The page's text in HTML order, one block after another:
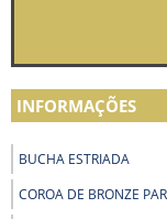
INFORMAÇÕES
BUCHA ESTRIADA
COROA DE BRONZE